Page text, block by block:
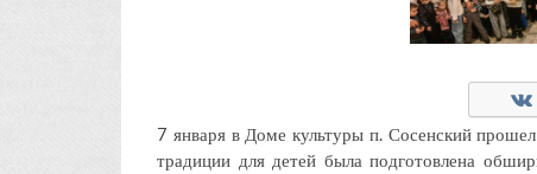
7 января в Доме культуры п. Сосенский
традиции для детей была подготовлена